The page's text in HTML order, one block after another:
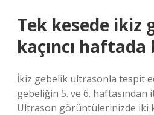
Tek kesede ikiz
kaçıncı
İkiz gebelik ultrasonla tespit
gebeliğin 5. ve 6.
Ultrason görüntülerinizde iki